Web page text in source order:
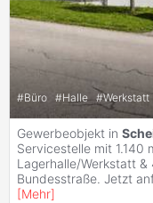
#Büro #Halle #Werkstatt
Gewerbeobjekt in
Servicestelle mit 1.140
Lagerhalle/Werkstatt &
Bundesstraße. Jetzt
[Mehr]